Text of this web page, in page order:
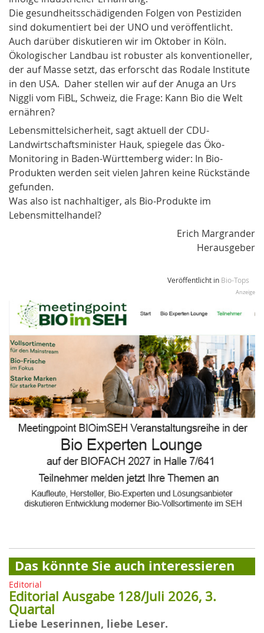
Die gesundheitsschädigenden Folgen von Pestiziden
sind dokumentiert bei der UNO und veröffentlicht.
Auch darüber diskutieren wir im Oktober in Köln.
Ökologischer Landbau ist robuster als konventioneller,
der auf Masse setzt, das erforscht das Rodale Institute
in den USA. Daher stellen wir auf der Anuga an Urs
Niggli vom FiBL, Schweiz, die Frage: Kann Bio die Welt
ernähren?
Lebensmittelsicherheit, sagt aktuell der CDU-
Landwirtschaftsminister Hauk, spiegele das Öko-
Monitoring in Baden-Württemberg wider: In Bio-
Produkten werden seit vielen Jahren keine Rückstände
gefunden.
Was also ist nachhaltiger, als Bio-Produkte im
Lebensmittelhandel?
Erich Margrander
Herausgeber
Veröffentlicht in Bio-Tops
Anzeige
Das könnte Sie auch interessieren
Editorial
Editorial Ausgabe 128/Juli 2026, 3.
Quartal
Liebe Leserinnen, liebe Leser.